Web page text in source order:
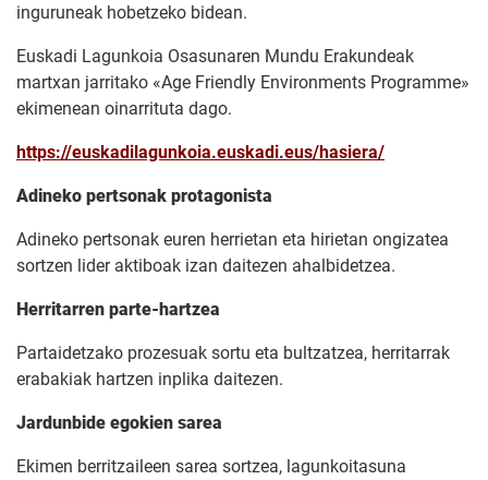
inguruneak hobetzeko bidean.
Euskadi Lagunkoia Osasunaren Mundu Erakundeak
martxan jarritako «Age Friendly Environments Programme»
ekimenean oinarrituta dago.
https://euskadilagunkoia.euskadi.eus/hasiera/
Adineko pertsonak protagonista
Adineko pertsonak euren herrietan eta hirietan ongizatea
sortzen lider aktiboak izan daitezen ahalbidetzea.
Herritarren parte-hartzea
Partaidetzako prozesuak sortu eta bultzatzea, herritarrak
erabakiak hartzen inplika daitezen.
Jardunbide egokien sarea
Ekimen berritzaileen sarea sortzea, lagunkoitasuna